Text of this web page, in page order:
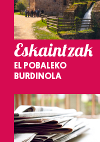
Eskaintzak
EL POBALEKO
BURDINOLA